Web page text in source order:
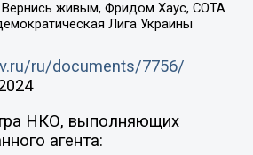
Вернись живым, Фридом Хаус, СОТА
Лига Украины
ru/documents/7756/
НКО, выполняющих
агента: